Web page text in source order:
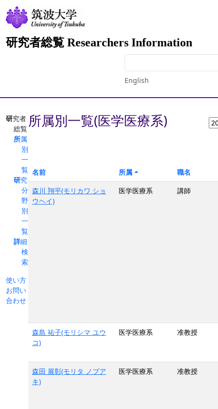
研究者総覧 Researchers Information
English
研究者
総覧
所属
別
一
覧
研究
分
野
別
一
覧
詳細
検
索
使い方
お問い
合わせ
所属別一覧(医学医療系)
名前 所属
職名
森川 翔平(モリカワ ショ
ウヘイ)
医学医療系 講師
森島 祐子(モリシマ ユウ
コ)
医学医療系 准教授
森田 展彰(モリタ ノブア
キ)
医学医療系 准教授